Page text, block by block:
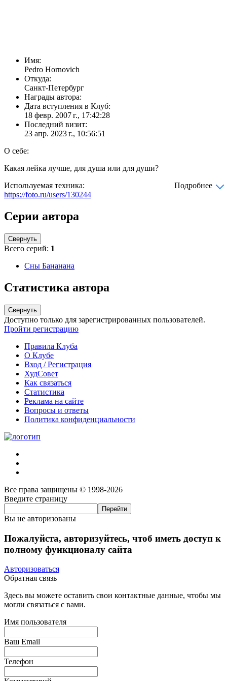
Имя:
Pedro Hornovich
Откуда:
Санкт-Петербург
Награды автора:
Дата вступления в Клуб:
18 февр. 2007 г., 17:42:28
Последний визит:
23 апр. 2023 г., 10:56:51
О себе:
Какая лейка лучше, для душа или для души?
Используемая техника:
Подробнее
https://foto.ru/users/130244
Серии автора
Свернуть
Всего серий: 1
Сны Бананана
Статистика автора
Свернуть
Доступно только для зарегистрированных пользователей.
Пройти регистрацию
Правила Клуба
О Клубе
Вход / Регистрация
ХудСовет
Как связаться
Статистика
Реклама на сайте
Вопросы и ответы
Политика конфиденциальности
Все права защищены © 1998-2026
Введите страницу
Вы не авторизованы
Пожалуйста, авторизуйтесь, чтоб иметь доступ к
полному функционалу сайта
Авторизоваться
Обратная связь
Здесь вы можете оставить свои контактные данные, чтобы мы
могли связаться с вами.
Имя пользователя
Ваш Email
Телефон